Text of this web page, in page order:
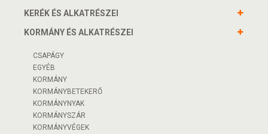
KERÉK ÉS ALKATRÉSZEI
KORMÁNY ÉS ALKATRÉSZEI
CSAPÁGY
EGYÉB
KORMÁNY
KORMÁNYBETEKERŐ
KORMÁNYNYAK
KORMÁNYSZÁR
KORMÁNYVÉGEK